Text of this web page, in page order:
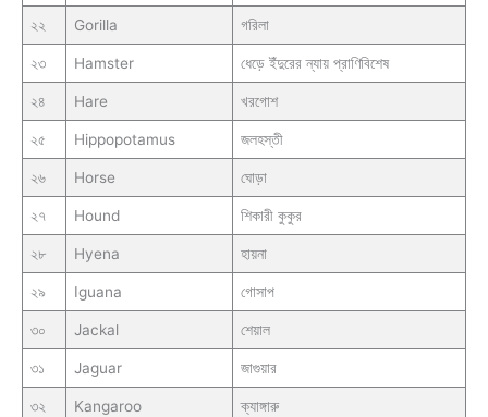
২২ Gorilla গরিলা
২৩ Hamster ধেড়ে ইঁদুরের ন্যায় প্রাণিবিশেষ
২৪ Hare খরগোশ
২৫ Hippopotamus জলহস্তী
২৬ Horse ঘোড়া
২৭ Hound শিকারী কুকুর
২৮ Hyena হায়না
২৯ Iguana গোসাপ
৩০ Jackal শেয়াল
৩১ Jaguar জাগুয়ার
৩২ Kangaroo ক্যাঙ্গারু